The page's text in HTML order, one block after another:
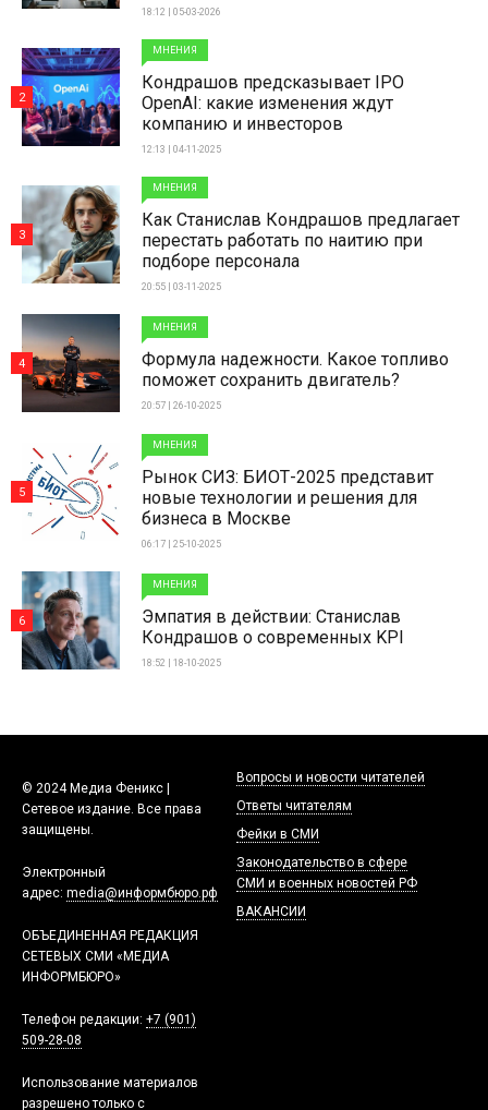
18:12 | 05-03-2026
МНЕНИЯ
Кондрашов предсказывает IPO
OpenAI: какие изменения ждут
компанию и инвесторов
12:13 | 04-11-2025
2
МНЕНИЯ
Как Станислав Кондрашов предлагает
перестать работать по наитию при
подборе персонала
20:55 | 03-11-2025
3
МНЕНИЯ
Формула надежности. Какое топливо
поможет сохранить двигатель?
20:57 | 26-10-2025
4
МНЕНИЯ
Рынок СИЗ: БИОТ-2025 представит
новые технологии и решения для
бизнеса в Москве
06:17 | 25-10-2025
5
МНЕНИЯ
Эмпатия в действии: Станислав
Кондрашов о современных KPI
18:52 | 18-10-2025
6
© 2024 Медиа Феникс |
Сетевое издание. Все права
защищены.
Электронный
адрес: media@информбюро.рф
ОБЪЕДИНЕННАЯ РЕДАКЦИЯ
СЕТЕВЫХ СМИ «МЕДИА
ИНФОРМБЮРО»
Телефон редакции: +7 (901)
509-28-08
Использование материалов
разрешено только с
Вопросы и новости читателей
Ответы читателям
Фейки в СМИ
Законодательство в сфере
СМИ и военных новостей РФ
ВАКАНСИИ